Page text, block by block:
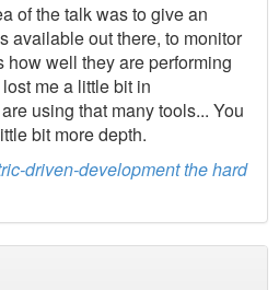
of the talk was to give an
available out there, to monitor
well they are performing
me a little bit in
using that many tools... You
bit more depth.
driven-development the hard